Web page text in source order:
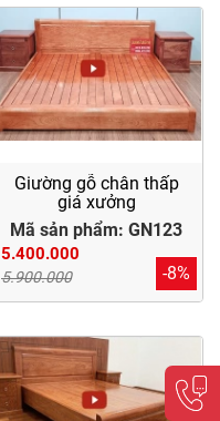
Giường gỗ chân thấp
giá xưởng
Mã sản phẩm: GN123
5.400.000
5.900.000 -8%